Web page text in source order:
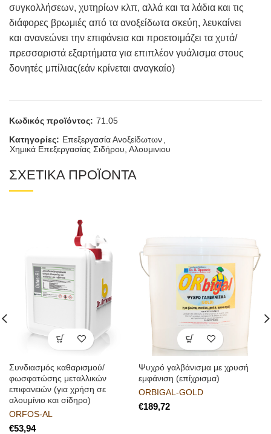
συγκολλήσεων, χυτηρίων κλπ, αλλά και τα λάδια και τις
διάφορες βρωμιές από τα ανοξείδωτα σκεύη, λευκαίνει
και ανανεώνει την επιφάνεια και προετοιμάζει τα χυτά/
πρεσσαριστά εξαρτήματα για επιπλέoν γυάλισμα στους
δονητές μπίλιας(εάν κρίνεται αναγκαίο)
Κωδικός προϊόντος: 71.05
Κατηγορίες: Επεξεργασία Ανοξείδωτων
Χημικά Επεξεργασίας Σιδήρου, Αλουμινιου
ΣΧΕΤΙΚΑ ΠΡΟΪΟΝΤΑ
Συνδιασμός καθαρισμού/
φωσφατώσης μεταλλικών
επιφανειών (για χρήση σε
αλουμίνιο και σίδηρο)
ORFOS-AL
€
Ψυχρό γαλβάνισμα με χρυσή
εμφάνιση (επίχρισμα)
ORBIGAL-GOLD
€